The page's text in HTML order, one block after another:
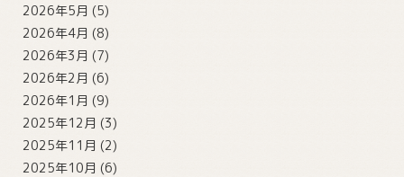
2026年5月 (5)
2026年4月 (8)
2026年3月 (7)
2026年2月 (6)
2026年1月 (9)
2025年12月 (3)
2025年11月 (2)
2025年10月 (6)